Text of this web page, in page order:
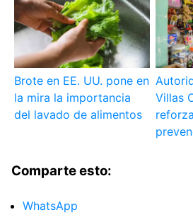
Brote en EE. UU. pone en
la mira la importancia
del lavado de alimentos
Villas
Comparte esto:
WhatsApp